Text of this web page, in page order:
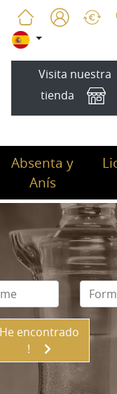
Visita nuestra
tienda
Absenta y
Anís
He encontrado
!